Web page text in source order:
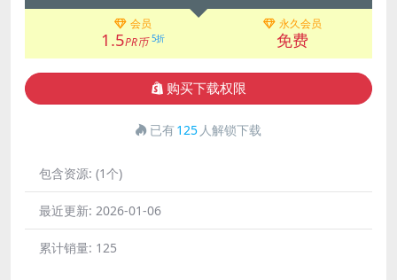
会员
1.5PR币 5折
永久会员
免费
购买下载权限
已有125 人解锁下载
包含资源: (1个)
最近更新: 2026-01-06
累计销量: 125